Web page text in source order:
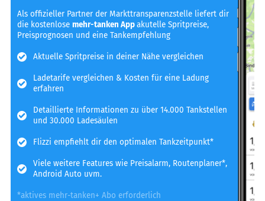
Als offizieller Partner der Markttransparenzstelle liefert dir
die kostenlosemehr-tanken Appakutelle Spritpreise,
Preisprognosen und eine Tankempfehlung
Aktuelle Spritpreise in deiner Nähe vergleichen
Ladetarife vergleichen & Kosten für eine Ladung
erfahren
Detaillierte Informationen zu über 14.000 Tankstellen
und 30.000 Ladesäulen
Flizzi empfiehlt dir den optimalen Tankzeitpunkt*
Viele weitere Features wie Preisalarm, Routenplaner*,
Android Auto uvm.
*aktives mehr-tanken+ Abo erforderlich